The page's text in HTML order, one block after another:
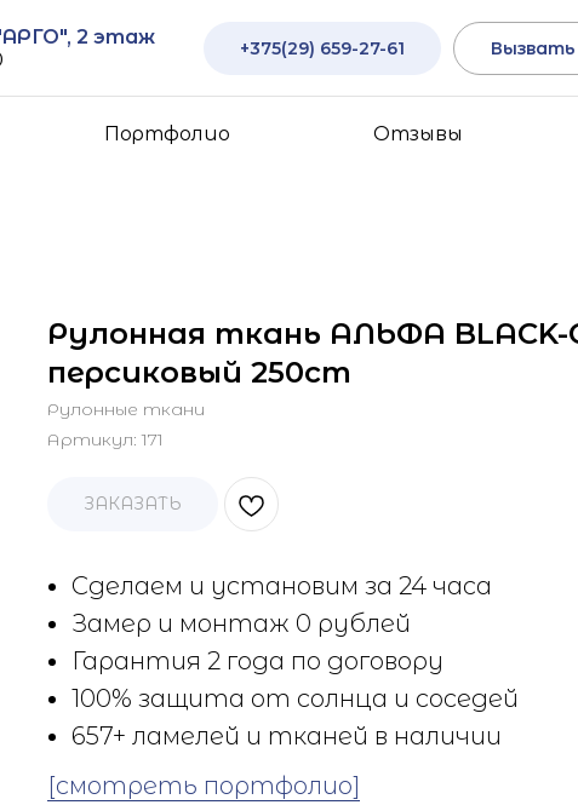
2 этаж
+375(29) 659-27-61
Портфолио Отзывы
Рулонная ткань АЛЬФА BLACK-
персиковый 250cm
Рулонные ткани
Артикул: 171
ЗАКАЗАТЬ
Сделаем и установим за 24 часа
Замер и монтаж 0 рублей
Гарантия 2 года по договору
100% защита от солнца и соседей
657+ ламелей и тканей в наличии
[смотреть портфолио]